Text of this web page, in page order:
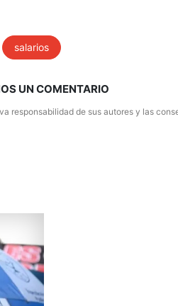
salarios
UN COMENTARIO
responsabilidad de sus autores y las